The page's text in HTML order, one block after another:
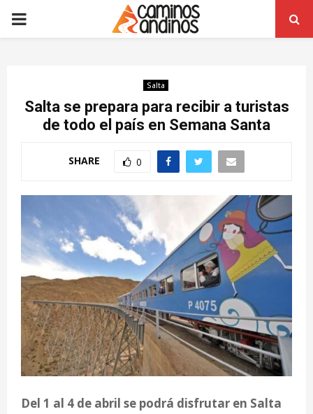
PRIMARY
Salta
Salta se prepara para recibir a turistas
de todo el país en Semana Santa
SHARE 0
Del 1 al 4 de abril se podrá disfrutar en Salta